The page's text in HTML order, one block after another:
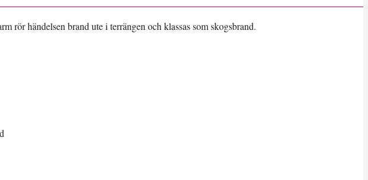
rör händelsen brand ute i terrängen och klassas som skogsbrand.